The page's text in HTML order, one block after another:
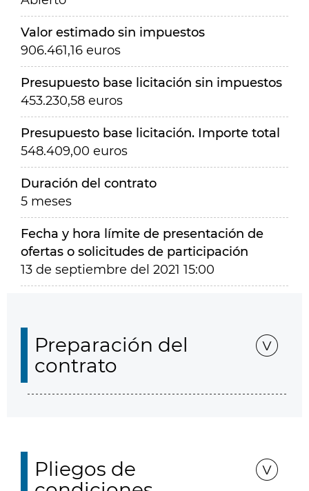
Valor estimado sin impuestos
906.461,16 euros
Presupuesto base licitación sin impuestos
453.230,58 euros
Presupuesto base licitación. Importe total
548.409,00 euros
Duración del contrato
5 meses
Fecha y hora límite de presentación de
ofertas o solicitudes de participación
13 de septiembre del 2021 15:00
Preparación del
contrato
Pliegos de